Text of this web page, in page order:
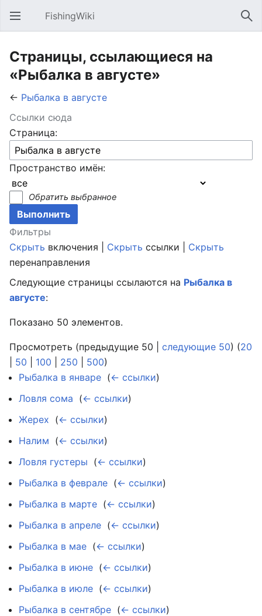
Открыть главное меню FishingWiki
Страницы, ссылающиеся на
«Рыбалка в августе»
← Рыбалка в августе
Ссылки сюда
Страница:
Пространство имён:
Обратить выбранное
Фильтры
Скрыть включения | Скрыть ссылки | Скрыть
перенаправления
Следующие страницы ссылаются на Рыбалка в
августе:
Показано 50 элементов.
Просмотреть (предыдущие 50 | следующие 50) (20
50 100 250 500)
Рыбалка в январе (← ссылки)
Ловля сома (← ссылки)
Жерех (← ссылки)
Налим (← ссылки)
Ловля густеры (← ссылки)
Рыбалка в феврале (← ссылки)
Рыбалка в марте (← ссылки)
Рыбалка в апреле (← ссылки)
Рыбалка в мае (← ссылки)
Рыбалка в июне (← ссылки)
Рыбалка в июле (← ссылки)
Рыбалка в сентябре (← ссылки)